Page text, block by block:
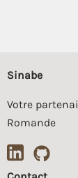
Sinabe
Votre
Romande